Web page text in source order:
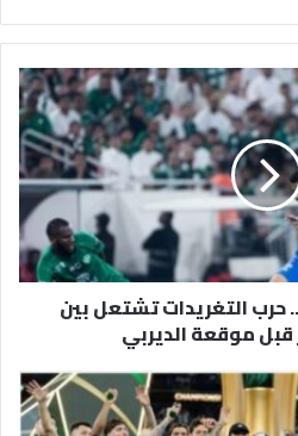
حرب التغريدات تشتعل بين
قبل موقعة الديربي